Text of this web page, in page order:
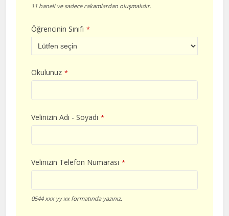
11 haneli ve sadece rakamlardan oluşmalıdır.
Öğrencinin Sınıfı *
Okulunuz *
Velinizin Adı - Soyadı *
Velinizin Telefon Numarası *
0544 xxx yy xx formatında yazınız.